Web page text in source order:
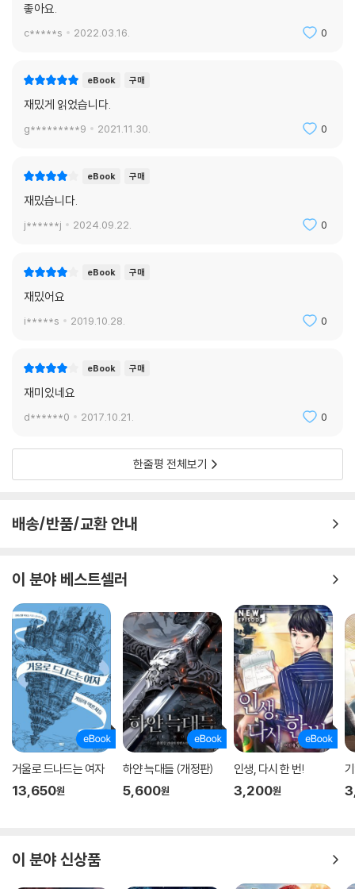
좋아요.
c*****s 2022.03.16. 0
eBook 구매
재밌게 읽었습니다.
g*********9 2021.11.30. 0
eBook 구매
재밌습니다.
j******j 2024.09.22. 0
eBook 구매
재밌어요
i*****s 2019.10.28. 0
eBook 구매
재미있네요
d******0 2017.10.21. 0
한줄평 전체보기
배송/반품/교환 안내
이 분야 베스트셀러
거울로 드나드는 여자
13,650원
하얀 늑대들 (개정판)
5,600원
인생, 다시 한 번!
3,200원
이 분야 신상품